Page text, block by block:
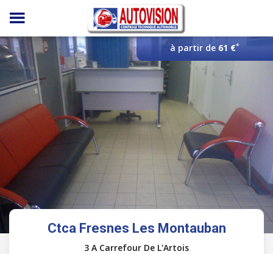
Panneau de gestion des cookies
à partir de 61 €*
Ctca Fresnes Les Montauban
3 A Carrefour De L'Artois